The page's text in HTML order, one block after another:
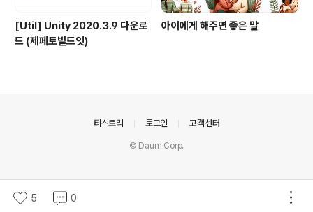
[Util] Unity 2020.3.9 다운로
드 (제페토빌드잇)
아이에게 해주면 좋은 말
5 0
티스토리 로그인 고객센터
© Daum Corp.